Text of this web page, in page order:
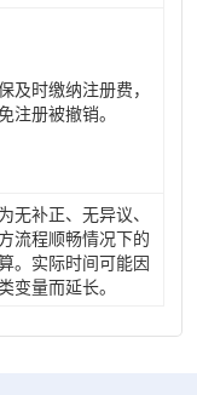
及时缴纳注册费，
注册被撤销。
无补正、无异议、
流程顺畅情况下的
。实际时间可能因
变量而延长。